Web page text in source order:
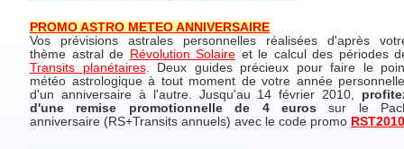
PROMO ASTRO METEO ANNIVERSAIRE
Vos prévisions astrales personnelles réalisées d'après
thème astral de Révolution Solaire et le calcul des périodes
Transits planétaires. Deux guides précieux pour faire le
météo astrologique à tout moment de votre année
d'un anniversaire à l'autre. Jusqu'au 14 février 2010,
d'une remise promotionnelle de 4 euros sur le
anniversaire (RS+Transits annuels) avec le code promo RST2010